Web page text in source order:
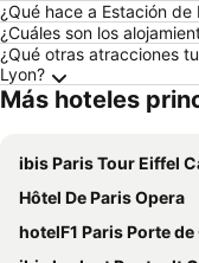
¿Qué hace a Estación
¿Cuáles son los
¿Qué otras atracciones
Lyon?
Más hoteles
ibis Paris Tour Eiffel
Hôtel De Paris Opera
hotelF1 Paris Porte de